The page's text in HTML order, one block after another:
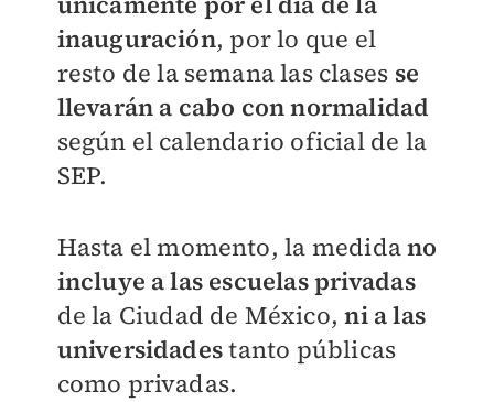
inauguración, por lo que el
resto de la semana las clases se
llevarán a cabo con normalidad
según el calendario oficial de la
SEP.
Hasta el momento, la medidano
incluye a las escuelas privadas
de la Ciudad de México,ni a las
universidadestanto públicas
como privadas.